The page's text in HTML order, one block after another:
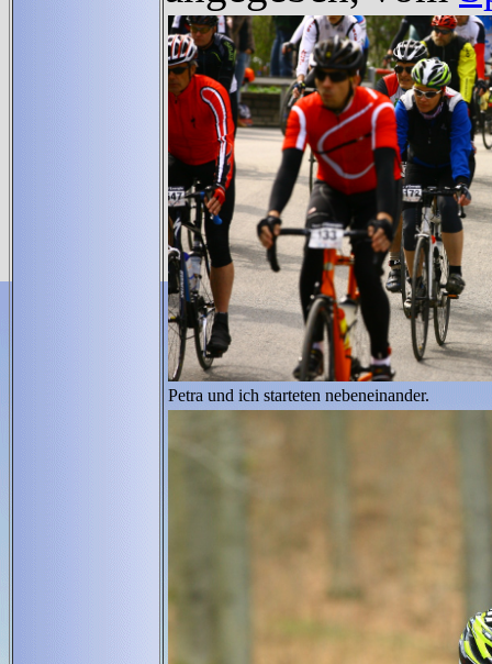
Petra und ich starteten nebeneinander.